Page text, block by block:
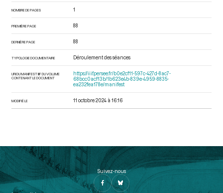
NOMBRE DE PAGES 1
PREMIÈRE PAGE 88
DERNIÈRE PAGE 88
TYPOLOGIE DOCUMENTAIRE Déroulement des séances
URI DU MANIFEST IIIF DU VOLUME
CONTENANT LE DOCUMENT
https://iiif.persee.fr/b0e2cf11-597c-427d-8ac7-
68bcc0acf13b/1b623e4b-839e-4959-8835-
ea232fea178e/manifest
MODIFIÉ LE 11 octobre 2024 à 16:16
Suivez-nous